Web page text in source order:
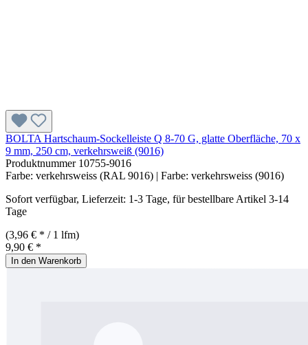
BOLTA Hartschaum-Sockelleiste Q 8-70 G, glatte Oberfläche, 70 x
9 mm, 250 cm, verkehrsweiß (9016)
Produktnummer 10755-9016
Farbe: verkehrsweiss (RAL 9016) | Farbe: verkehrsweiss (9016)
Sofort verfügbar, Lieferzeit: 1-3 Tage, für bestellbare Artikel 3-14
Tage
(3,96 € * / 1 lfm)
9,90 € *
In den Warenkorb